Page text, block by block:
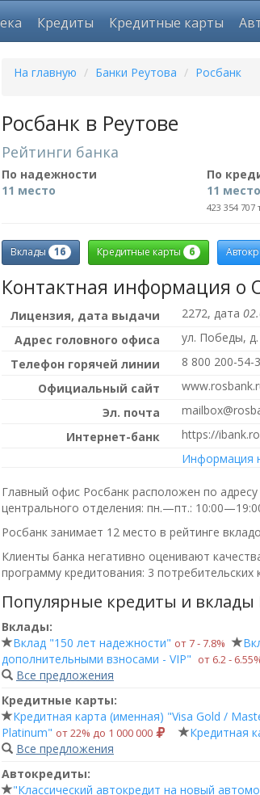
Кредиты Кредитные карты
На главную / Банки Реутова / Росбанк
Росбанк в Реутове
Рейтинги банка
По надежности По
11 место
11 место
423 354 707
Вклады 16 Кредитные карты 6
Контактная информация о
Лицензия, дата выдачи 2272, дата
Адрес головного офиса
ул. Победы,
Телефон горячей линии
8 800 200-54-
Официальный сайт
Эл. почта
Интернет-банк
https://
Информация
Главный офис Росбанк расположен по
центрального отделения: пн.—пт.:
Росбанк занимает 12 место в рейтинге
Клиенты банка негативно оценивают
программу кредитования: 3
Популярные кредиты и вклады
Вклады:
Вклад "150 лет надежности" от 7 ‑ 7.8%
дополнительными взносами - VIP" от 6.2 ‑
Все предложения
Кредитные карты:
Кредитная карта (именная) "Visa Gold /
Platinum" от 22% до 1 000 000 Кредитная
Все предложения
Автокредиты:
"Классический автокредит на новый